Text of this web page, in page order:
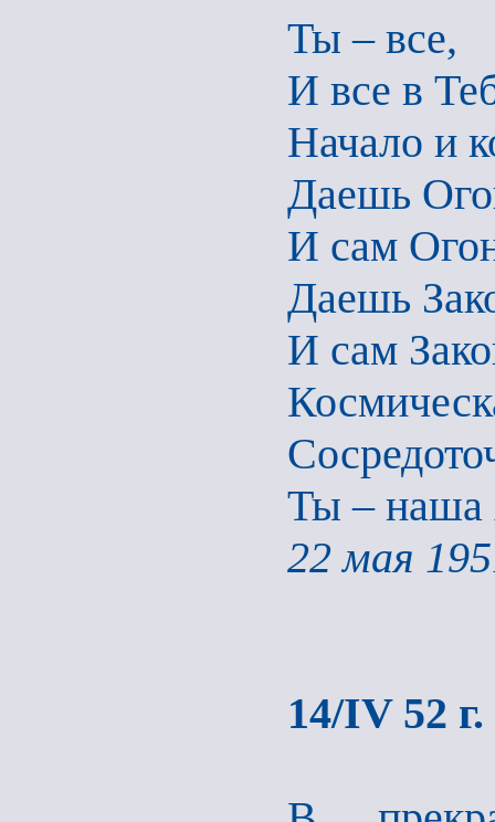
Ты – все,
И все в
Начало и
Даешь
И сам
Даешь
И сам
Ты – наша
22 мая
14/IV 52